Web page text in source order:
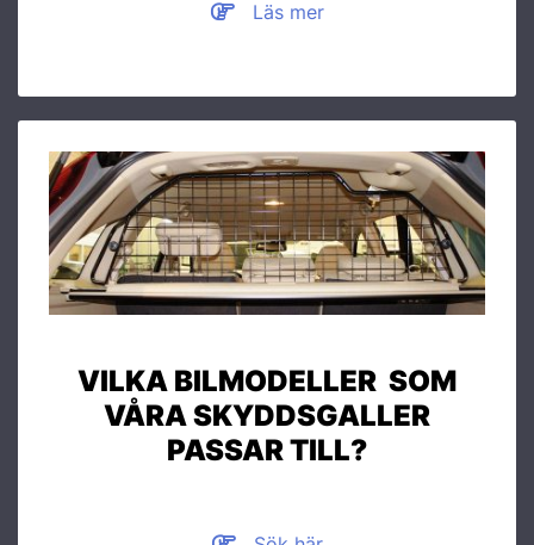
Läs mer
VILKA BILMODELLER SOM
VÅRA SKYDDSGALLER
PASSAR TILL?